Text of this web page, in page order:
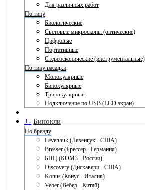
Для различных работ
По типу
Биологические
Световые микроскопы (оптические)
Цифровые
Портативные
Стереоскопические (инструментальные)
По типу насадки
Монокулярные
Бинокулярные
Тринокулярные
Подключение по USB (LCD экран)
+- Бинокли
По бренду
Levenhuk (Левенгук - США)
Bresser (Брессер - Германия)
БПЦ (КОМЗ - Россия)
Discovery (Дискавери - США)
Konus (Конус - Италия)
Veber (Вебер - Китай)